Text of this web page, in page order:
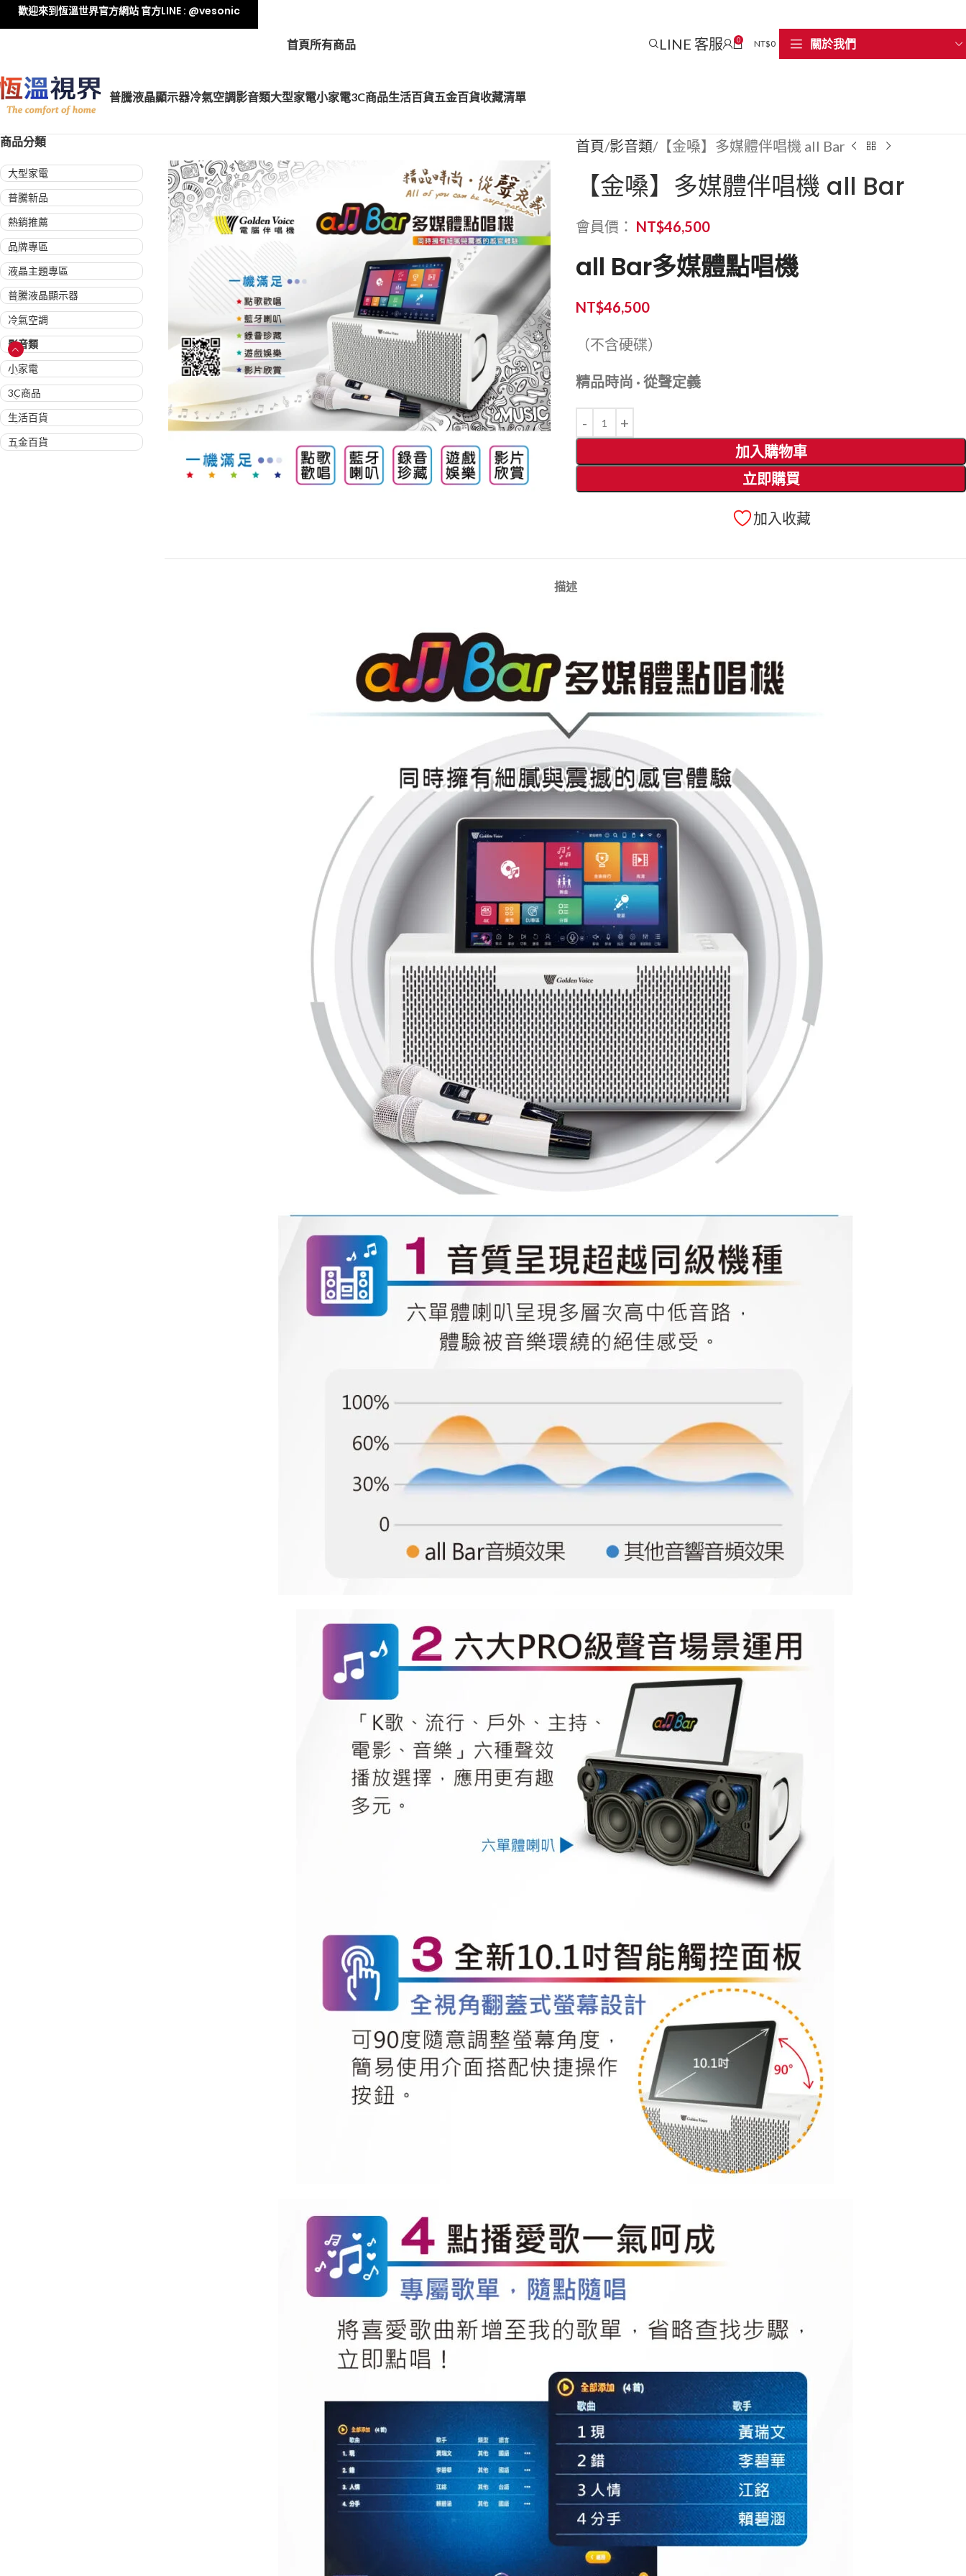
首頁所有商品 LINE 客服 0 NT$0 關於我們
普騰液晶顯示器冷氣空調影音類大型家電小家電3C商品生活百貨五金百貨收藏清單
商品分類
大型家電
普騰新品
熱銷推薦
品牌專區
液晶主題專區
普騰液晶顯示器
冷氣空調
影音類
小家電
3C商品
生活百貨
五金百貨
首頁 影音類 【金嗓】多媒體伴唱機 all Bar
【金嗓】多媒體伴唱機 all Bar
會員價： NT$46,500
all Bar多媒體點唱機
NT$46,500
（不含硬碟）
精品時尚 · 從聲定義
加入購物車
立即購買
加入收藏
描述
歡迎來到恆溫世界官方網站 官方LINE : @vesonic